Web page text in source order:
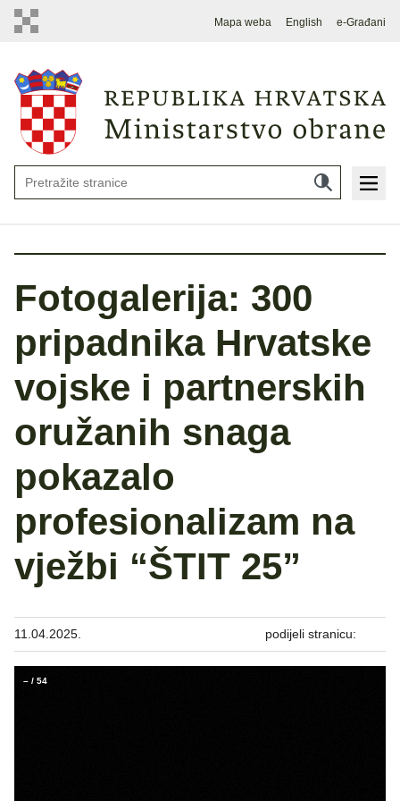
Mapa weba English e-Građani
Fotogalerija: 300
pripadnika Hrvatske
vojske i partnerskih
oružanih snaga
pokazalo
profesionalizam na
vježbi “ŠTIT 25”
11.04.2025. podijeli stranicu:
– / 54